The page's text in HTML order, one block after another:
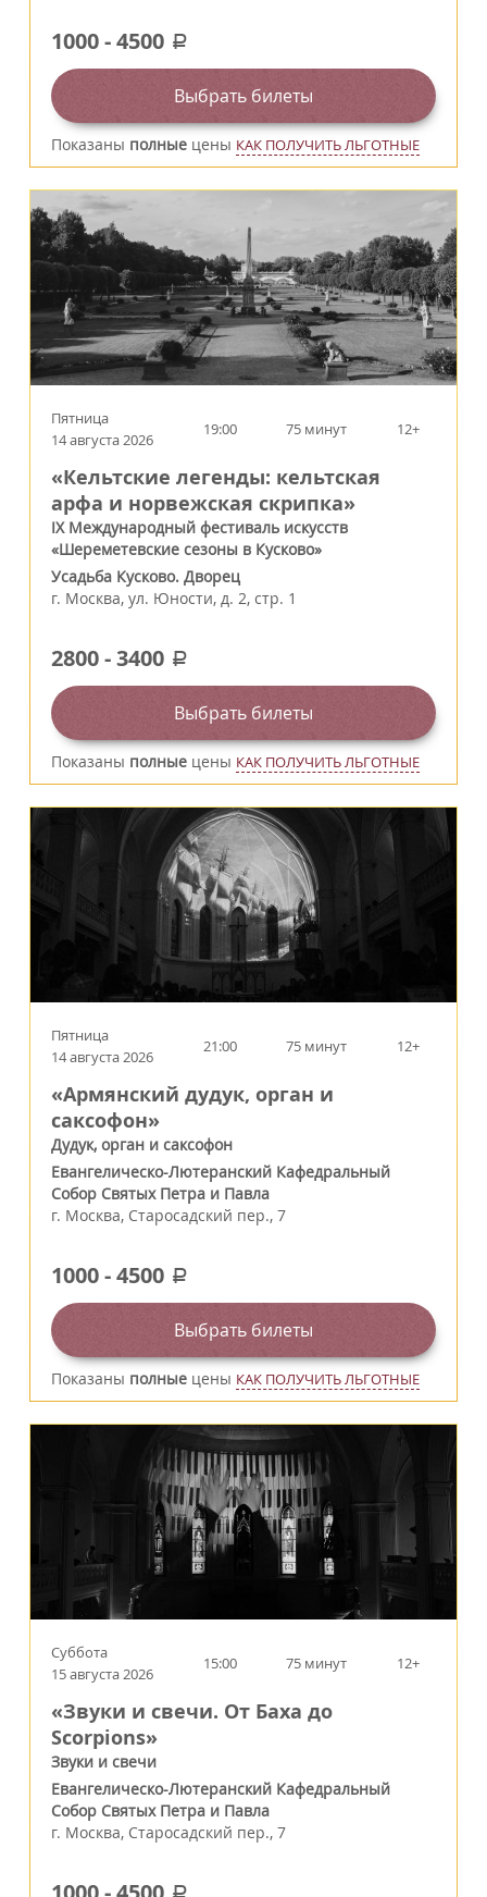
1000-4500 a
Выбрать билеты
Показаны полные цены КАК ПОЛУЧИТЬ ЛЬГОТНЫЕ
Пятница
14 августа 2026
19:00 75 минут 12+
«Кельтские легенды: кельтская
арфа и норвежская скрипка»
IX Международный фестиваль искусств
«Шереметевские сезоны в Кусково»
Усадьба Кусково. Дворец
г. Москва, ул. Юности, д. 2, стр. 1
2800-3400 a
Выбрать билеты
Показаны полные цены КАК ПОЛУЧИТЬ ЛЬГОТНЫЕ
Пятница
14 августа 2026
21:00 75 минут 12+
«Армянский дудук, орган и
саксофон»
Дудук, орган и саксофон
Евангелическо-Лютеранский Кафедральный
Собор Святых Петра и Павла
г. Москва, Старосадский пер., 7
1000-4500 a
Выбрать билеты
Показаны полные цены КАК ПОЛУЧИТЬ ЛЬГОТНЫЕ
Суббота
15 августа 2026
15:00 75 минут 12+
«Звуки и свечи. От Баха до
Scorpions»
Звуки и свечи
Евангелическо-Лютеранский Кафедральный
Собор Святых Петра и Павла
г. Москва, Старосадский пер., 7
a